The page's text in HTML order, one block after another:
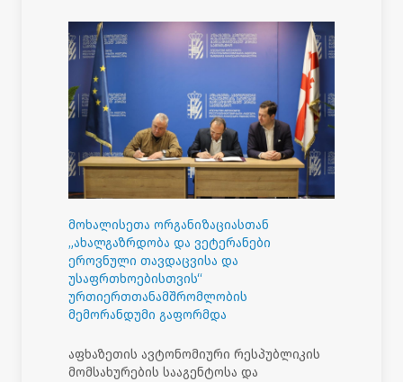
მოხალისეთა ორგანიზაციასთან
„ახალგაზრდობა და ვეტერანები
ეროვნული თავდაცვისა და
უსაფრთხოებისთვის“
ურთიერთთანამშრომლობის
მემორანდუმი გაფორმდა
აფხაზეთის ავტონომიური რესპუბლიკის
მომსახურების სააგენტოსა და